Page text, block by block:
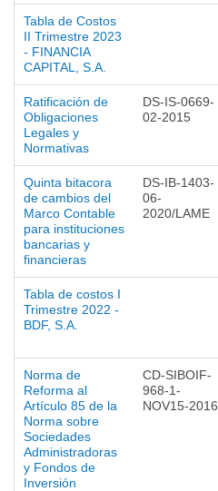
Tabla de Costos
II Trimestre 2023
- FINANCIA
CAPITAL, S.A.
Ratificación de
Obligaciones
Legales y
Normativas
DS-IS-0669-
02-2015
Quinta bitacora
de cambios del
Marco Contable
para instituciones
bancarias y
financieras
DS-IB-1403-
06-
2020/LAME
Tabla de costos I
Trimestre 2022 -
BDF, S.A.
Norma de
Reforma al
Artículo 85 de la
Norma sobre
Sociedades
Administradoras
y Fondos de
Inversión
CD-SIBOIF-
968-1-
NOV15-2016